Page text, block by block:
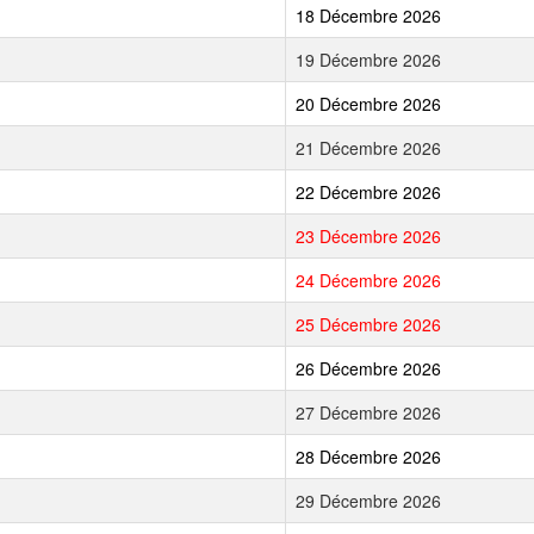
18 Décembre 2026
19 Décembre 2026
20 Décembre 2026
21 Décembre 2026
22 Décembre 2026
23 Décembre 2026
24 Décembre 2026
25 Décembre 2026
26 Décembre 2026
27 Décembre 2026
28 Décembre 2026
29 Décembre 2026